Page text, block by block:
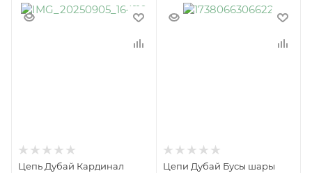
Цепь Дубай Кардинал
Цепи Дубай Бусы шары